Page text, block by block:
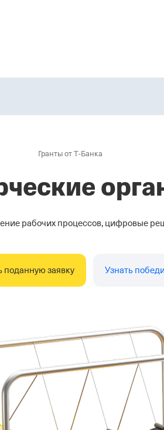
Гранты от Т‑Банка
рабочих процессов, цифровые
поданную заявку Узнать